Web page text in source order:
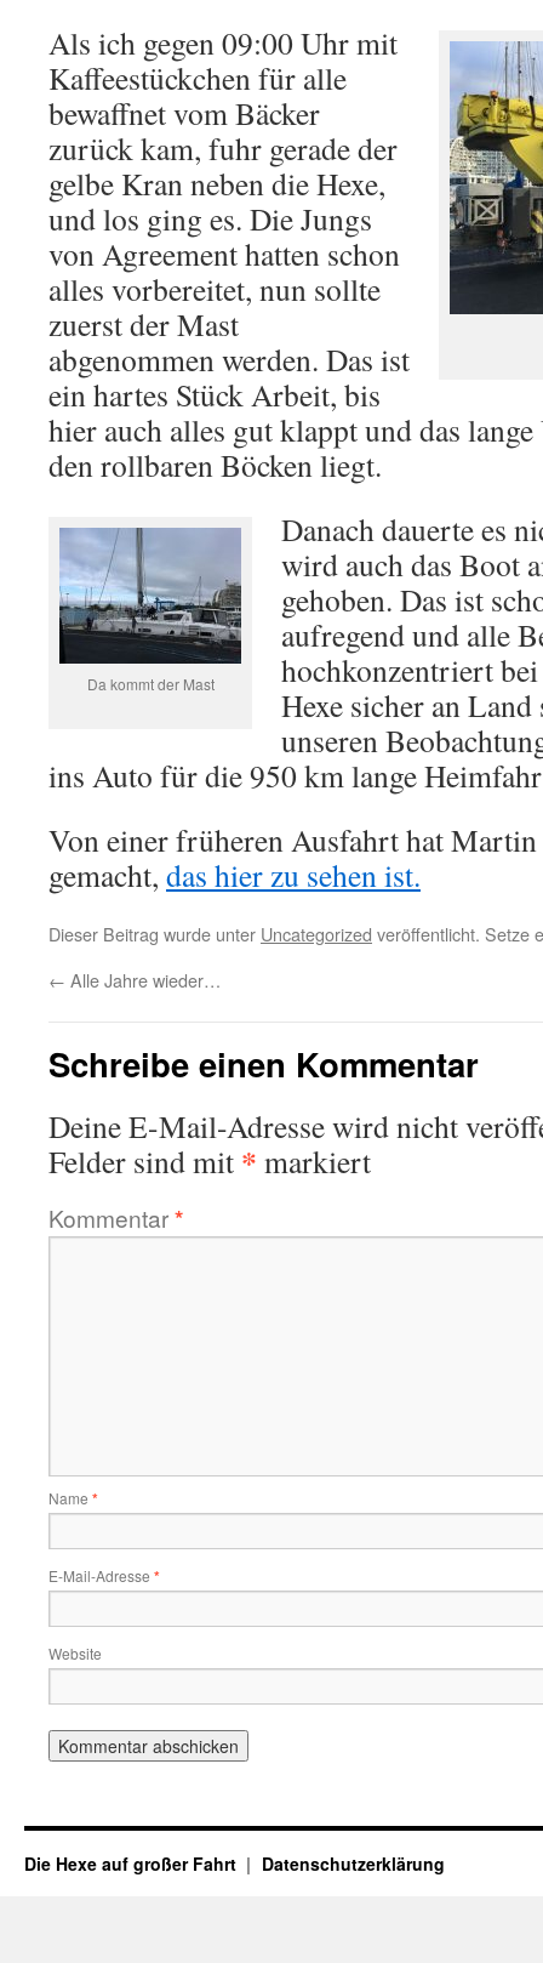
Als ich gegen 09:00 Uhr mit
Kaffeestückchen für alle
bewaffnet vom Bäcker
zurück kam, fuhr gerade der
gelbe Kran neben die Hexe,
und los ging es. Die Jungs
von Agreement hatten schon
alles vorbereitet, nun sollte
zuerst der Mast
abgenommen werden. Das ist
ein hartes Stück Arbeit, bis
hier auch alles gut klappt und das
den rollbaren Böcken liegt.
Da kommt der Mast
Danach dauerte es
wird auch das Boot
gehoben. Das ist
aufregend und alle
hochkonzentriert
Hexe sicher an
unseren
ins Auto für die 950 km lange
Von einer früheren Ausfahrt hat Martin
gemacht, das hier zu sehen ist.
Dieser Beitrag wurde unter Uncategorized veröffentlicht. Setze
← Alle Jahre wieder…
Schreibe einen Kommentar
Deine E-Mail-Adresse wird nicht
Felder sind mit * markiert
Kommentar*
Name *
E-Mail-Adresse *
Website
Die Hexe auf großer Fahrt Datenschutzerklärung